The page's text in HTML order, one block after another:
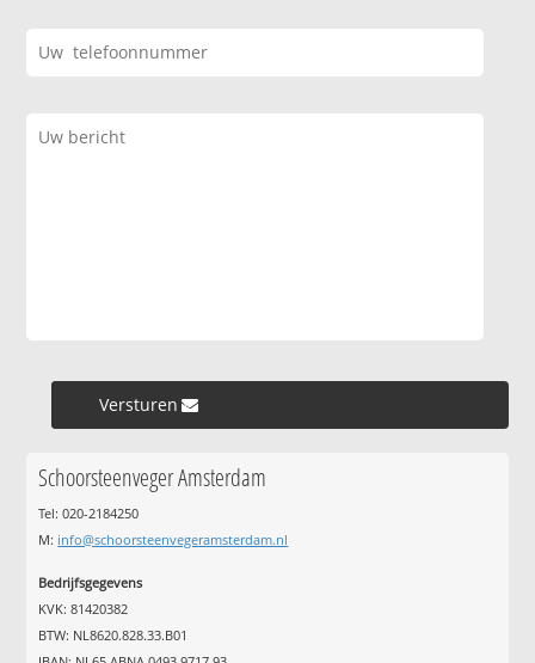
Versturen »
Schoorsteenveger Amsterdam
Tel: 020-2184250
M: info@schoorsteenvegeramsterdam.nl
Bedrijfsgegevens
KVK: 81420382
BTW: NL8620.828.33.B01